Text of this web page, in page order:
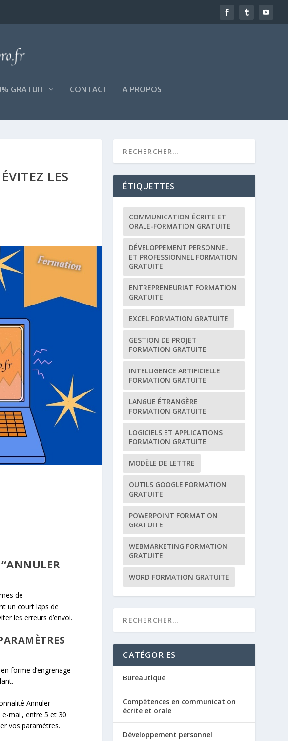
GRATUIT CONTACT A PROPOS
LES
de
un court laps de
les erreurs d’envoi.
forme d’engrenage
Annuler
e-mail, entre 5 et 30
vos paramètres.
ÉTIQUETTES
COMMUNICATION ÉCRITE ET
ORALE-FORMATION GRATUITE
DÉVELOPPEMENT PERSONNEL
ET PROFESSIONNEL FORMATION
GRATUITE
ENTREPRENEURIAT FORMATION
GRATUITE
EXCEL FORMATION GRATUITE
GESTION DE PROJET
FORMATION GRATUITE
INTELLIGENCE ARTIFICIELLE
FORMATION GRATUITE
LANGUE ÉTRANGÈRE
FORMATION GRATUITE
LOGICIELS ET APPLICATIONS
FORMATION GRATUITE
MODÈLE DE LETTRE
OUTILS GOOGLE FORMATION
GRATUITE
POWERPOINT FORMATION
GRATUITE
WEBMARKETING FORMATION
GRATUITE
WORD FORMATION GRATUITE
CATÉGORIES
Bureautique
Compétences en communication
écrite et orale
Développement personnel